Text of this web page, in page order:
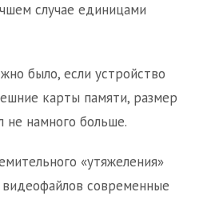
случае единицами
было, если устройство
карты памяти, размер
намного больше.
«утяжеления»
современные